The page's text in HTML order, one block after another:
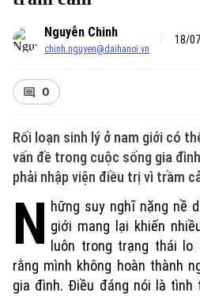
Nguyễn Chinh
chinh.nguyen@daihanoi.vn
18/
0
Rối loạn sinh lý ở nam giới có
vấn đề trong cuộc sống gia
phải nhập viện điều trị vì trầm
N hững suy nghĩ nặng nề
giới mang lại khiến
luôn trong trạng thái
rằng mình không hoàn thành
gia đình. Điều đáng nói là tình